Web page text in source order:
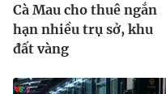
Cà Mau cho thuê ngắn
hạn nhiều trụ sở, khu
đất vàng